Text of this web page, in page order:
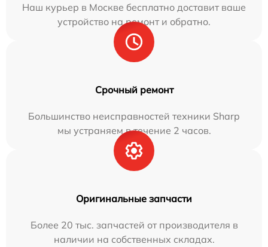
Наш курьер в Москве бесплатно доставит ваше
устройство на ремонт и обратно.
Срочный ремонт
Большинство неисправностей техники Sharp
мы устраняем в течение 2 часов.
Оригинальные запчасти
Более 20 тыс. запчастей от производителя в
наличии на собственных складах.